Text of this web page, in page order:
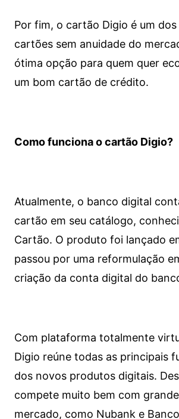
Por fim, o cartão Digio é um
cartões sem anuidade do
ótima opção para quem quer
um bom cartão de crédito.
Como funciona o cartão Digio?
Atualmente, o banco digital
cartão em seu catálogo,
Cartão. O produto foi lançado
passou por uma reformulação
criação da conta digital do
Com plataforma totalmente
Digio reúne todas as principais
dos novos produtos digitais.
compete muito bem com
mercado, como Nubank e